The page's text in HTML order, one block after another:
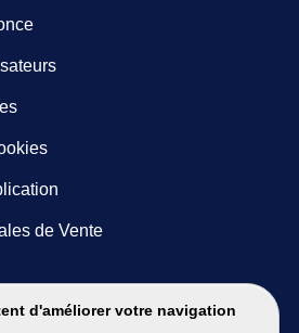
d'améliorer votre navigation
de Vente